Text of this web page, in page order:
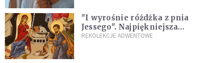
"I wyrośnie różdżka z pnia
Jessego". Najpiękniejsza
zapowiedź Mesjasza w Piśmie
REKOLEKCJE ADWENTOWE